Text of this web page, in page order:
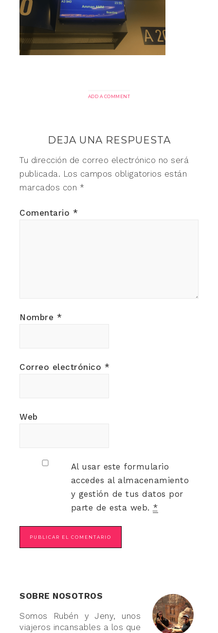
ADD A COMMENT
DEJA UNA RESPUESTA
Tu dirección de correo electrónico no será
publicada. Los campos obligatorios están
marcados con *
Comentario *
Nombre *
Correo electrónico *
Web
Al usar este formulario
accedes al almacenamiento
y gestión de tus datos por
parte de esta web. *
SOBRE NOSOTROS
Somos Rubén y Jeny, unos
viajeros incansables a los que